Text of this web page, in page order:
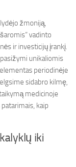
žmoniją,
vadinto
ir investicijų įrankį.
unikaliomis
periodinėje
sidabro kilmę,
medicinoje
kaip
iki